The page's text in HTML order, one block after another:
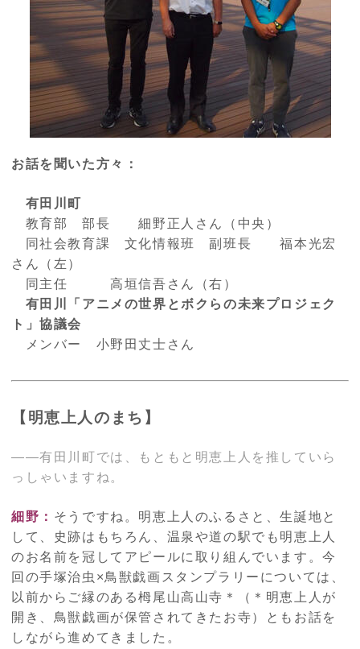
お話を聞いた方々：
有田川町
教育部 部長 細野正人さん（中央）
同社会教育課 文化情報班 副班長 福本光宏
さん（左）
同主任 高垣信吾さん（右）
有田川「アニメの世界とボクらの未来プロジェク
ト」協議会
メンバー 小野田丈士さん
【明恵上人のまち】
――有田川町では、もともと明恵上人を推していら
っしゃいますね。
細野： そうですね。明恵上人のふるさと、生誕地と
して、史跡はもちろん、温泉や道の駅でも明恵上人
のお名前を冠してアピールに取り組んでいます。今
回の手塚治虫×鳥獣戯画スタンプラリーについては、
以前からご縁のある栂尾山高山寺＊（＊明恵上人が
開き、鳥獣戯画が保管されてきたお寺）ともお話を
しながら進めてきました。